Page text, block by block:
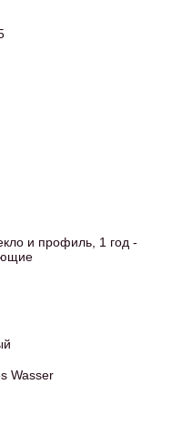
и профиль, 1 год -
Wasser